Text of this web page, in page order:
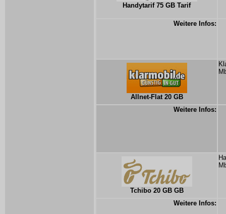
Handytarif 75 GB Tarif
Weitere Infos:
Allnet-Flat 20 GB
Weitere Infos:
Tchibo 20 GB GB
Weitere Infos: